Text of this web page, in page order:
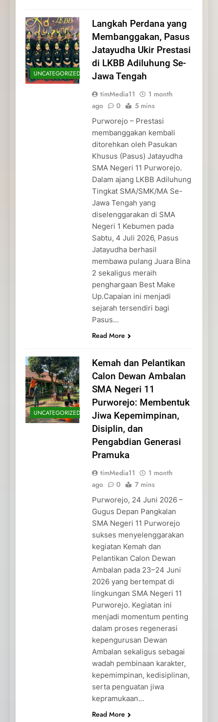
UNCATEGORIZED
Langkah Perdana yang
Membanggakan, Pasus
Jatayudha Ukir Prestasi
di LKBB Adiluhung Se-
Jawa Tengah
timMedia11
1 month
ago
0 5 mins
Purworejo – Prestasi
membanggakan kembali
ditorehkan oleh Pasukan
Khusus (Pasus) Jatayudha
SMA Negeri 11 Purworejo.
Dalam ajang LKBB Adiluhung
Tingkat SMA/SMK/MA Se-
Jawa Tengah yang
diselenggarakan di SMA
Negeri 1 Kebumen pada
Sabtu, 4 Juli 2026, Pasus
Jatayudha berhasil
membawa pulang Juara Bina
2 sekaligus meraih
penghargaan Best Make
Up.Capaian ini menjadi
sejarah tersendiri bagi
Pasus…
Read More
UNCATEGORIZED
Kemah dan Pelantikan
Calon Dewan Ambalan
SMA Negeri 11
Purworejo: Membentuk
Jiwa Kepemimpinan,
Disiplin, dan
Pengabdian Generasi
Pramuka
timMedia11
1 month
ago
0 7 mins
Purworejo, 24 Juni 2026 –
Gugus Depan Pangkalan
SMA Negeri 11 Purworejo
sukses menyelenggarakan
kegiatan Kemah dan
Pelantikan Calon Dewan
Ambalan pada 23–24 Juni
2026 yang bertempat di
lingkungan SMA Negeri 11
Purworejo. Kegiatan ini
menjadi momentum penting
dalam proses regenerasi
kepengurusan Dewan
Ambalan sekaligus sebagai
wadah pembinaan karakter,
kepemimpinan, kedisiplinan,
serta penguatan jiwa
kepramukaan…
Read More